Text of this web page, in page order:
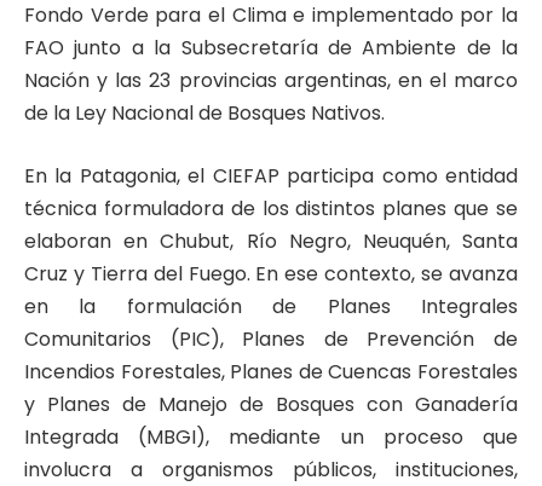
Fondo Verde para el Clima e implementado por la
FAO junto a la Subsecretaría de Ambiente de la
Nación y las 23 provincias argentinas, en el marco
de la Ley Nacional de Bosques Nativos.
En la Patagonia, el CIEFAP participa como entidad
técnica formuladora de los distintos planes que se
elaboran en Chubut, Río Negro, Neuquén, Santa
Cruz y Tierra del Fuego. En ese contexto, se avanza
en la formulación de Planes Integrales
Comunitarios (PIC), Planes de Prevención de
Incendios Forestales, Planes de Cuencas Forestales
y Planes de Manejo de Bosques con Ganadería
Integrada (MBGI), mediante un proceso que
involucra a organismos públicos, instituciones,